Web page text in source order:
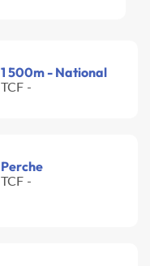
1 500m - National
TCF -
Perche
TCF -